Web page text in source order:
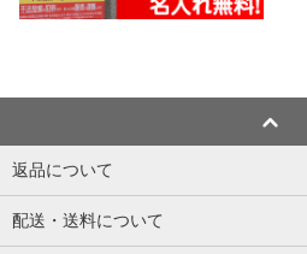
返品について
配送・送料について